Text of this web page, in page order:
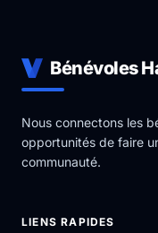
Bénévoles
Nous connectons les
opportunités de faire
communauté.
LIENS RAPIDES